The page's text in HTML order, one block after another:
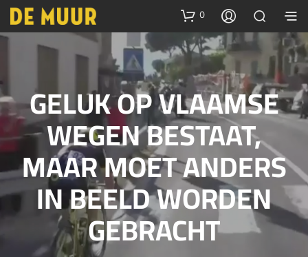
0
GELUK OP VLAAMSE
WEGEN BESTAAT,
MAAR MOET ANDERS
IN BEELD WORDEN
GEBRACHT